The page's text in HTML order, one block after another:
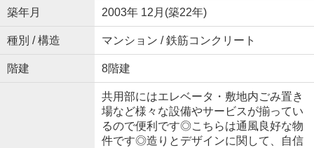
築年月 2003年 12月(築22年)
種別 / 構造 マンション / 鉄筋コンクリート
階建 8階建
共用部にはエレベータ・敷地内ごみ置き
場など様々な設備やサービスが揃ってい
るので便利です◎こちらは通風良好な物
件です◎造りとデザインに関して、自信